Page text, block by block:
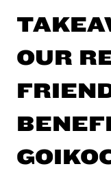
OUR